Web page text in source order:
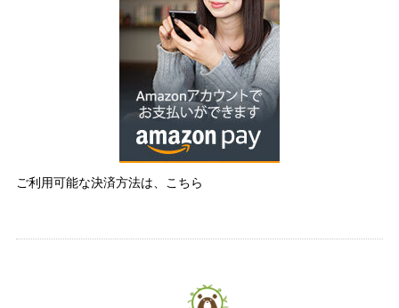
ご利用可能な決済方法は、こちら